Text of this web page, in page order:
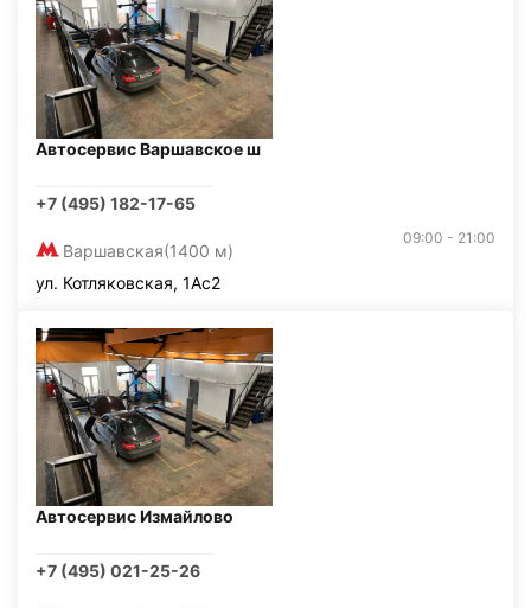
Автосервис Варшавское ш
+7 (495) 182-17-65
Варшавская(1400 м)
09:00 - 21:00
ул. Котляковская, 1Ас2
Автосервис Измайлово
+7 (495) 021-25-26